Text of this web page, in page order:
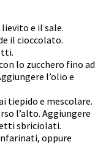
e il sale.
il cioccolato.
lo zucchero fino ad
l’olio e
tiepido e mescolare.
l’alto. Aggiungere
sbriciolati.
oppure